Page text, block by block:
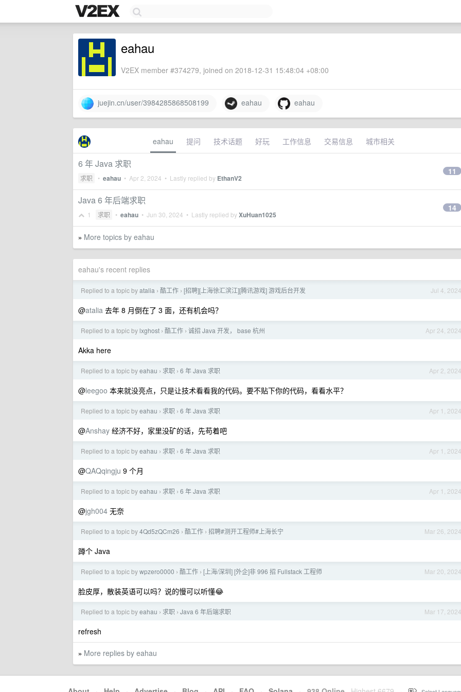
eahau
V2EX member #374279, joined on 2018-12-31 15:48:04 +08:00
juejin.cn/user/3984285868508199 eahau eahau
eahau 提问 技术话题 好玩 工作信息 交易信息 城市相关
6 年 Java 求职
求职 • eahau • Apr 2, 2024 • Lastly replied by EthanV2
11
Java 6 年后端求职
1 求职 • eahau • Jun 30, 2024 • Lastly replied byXuHuan1025
14
» More topics by eahau
eahau's recent replies
Jul 4, 2024
Replied to a topic byatalia › 酷工作 › [招聘][上海徐汇滨江][腾讯游戏] 游戏后台开发
@atalia 去年 8 月倒在了 3 面，还有机会吗？
Apr 24, 2024
Replied to a topic by lxghost › 酷工作 › 诚招 Java 开发， base 杭州
Akka here
Apr 2, 2024
Replied to a topic byeahau › 求职 › 6 年 Java 求职
@leegoo 本来就没亮点，只是让技术看看我的代码。要不贴下你的代码，看看水平？
Apr 1, 2024
Replied to a topic byeahau › 求职 › 6 年 Java 求职
@Anshay 经济不好，家里没矿的话，先苟着吧
Apr 1, 2024
Replied to a topic byeahau › 求职 › 6 年 Java 求职
@QAQqingju 9 个月
Apr 1, 2024
Replied to a topic byeahau › 求职 › 6 年 Java 求职
@jgh004 无奈
Mar 26, 2024
Replied to a topic by4Qd5zQCm26 › 酷工作 › 招聘#测开工程师#上海长宁
蹲个 Java
Mar 20, 2024
Replied to a topic bywpzero0000 › 酷工作 › [上海/深圳] [外企]非 996 招 Fullstack 工程师
脸皮厚，散装英语可以吗？说的慢可以听懂😂
Mar 17, 2024
Replied to a topic byeahau › 求职 › Java 6 年后端求职
refresh
» More replies by eahau